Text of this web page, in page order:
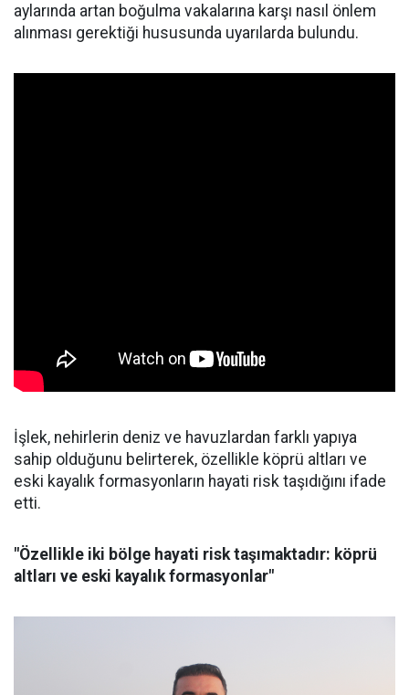
aylarında artan boğulma vakalarına karşı nasıl önlem
alınması gerektiği hususunda uyarılarda bulundu.
İşlek, nehirlerin deniz ve havuzlardan farklı yapıya
sahip olduğunu belirterek, özellikle köprü altları ve
eski kayalık formasyonların hayati risk taşıdığını ifade
etti.
"Özellikle iki bölge hayati risk taşımaktadır: köprü
altları ve eski kayalık formasyonlar"